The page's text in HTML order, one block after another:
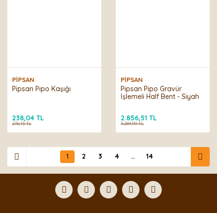
PİPSAN
Pipsan Pipo Kaşığı
238,04 TL
276,13 TL
PİPSAN
Pipsan Pipo Gravür
İşlemeli Half Bent - Siyah
2.856,51 TL
3.284,99 TL
1 2 3 4 .. 14